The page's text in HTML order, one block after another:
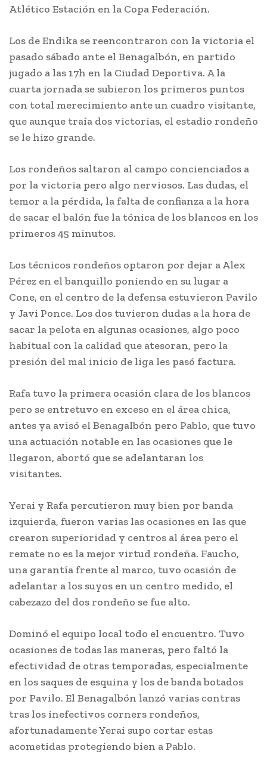
Atlético Estación en la Copa Federación.
Los de Endika se reencontraron con la victoria el
pasado sábado ante el Benagalbón, en partido
jugado a las 17h en la Ciudad Deportiva. A la
cuarta jornada se subieron los primeros puntos
con total merecimiento ante un cuadro visitante,
que aunque traía dos victorias, el estadio rondeño
se le hizo grande.
Los rondeños saltaron al campo concienciados a
por la victoria pero algo nerviosos. Las dudas, el
temor a la pérdida, la falta de confianza a la hora
de sacar el balón fue la tónica de los blancos en los
primeros 45 minutos.
Los técnicos rondeños optaron por dejar a Alex
Pérez en el banquillo poniendo en su lugar a
Cone, en el centro de la defensa estuvieron Pavilo
y Javi Ponce. Los dos tuvieron dudas a la hora de
sacar la pelota en algunas ocasiones, algo poco
habitual con la calidad que atesoran, pero la
presión del mal inicio de liga les pasó factura.
Rafa tuvo la primera ocasión clara de los blancos
pero se entretuvo en exceso en el área chica,
antes ya avisó el Benagalbón pero Pablo, que tuvo
una actuación notable en las ocasiones que le
llegaron, abortó que se adelantaran los
visitantes.
Yerai y Rafa percutieron muy bien por banda
izquierda, fueron varias las ocasiones en las que
crearon superioridad y centros al área pero el
remate no es la mejor virtud rondeña. Faucho,
una garantía frente al marco, tuvo ocasión de
adelantar a los suyos en un centro medido, el
cabezazo del dos rondeño se fue alto.
Dominó el equipo local todo el encuentro. Tuvo
ocasiones de todas las maneras, pero faltó la
efectividad de otras temporadas, especialmente
en los saques de esquina y los de banda botados
por Pavilo. El Benagalbón lanzó varias contras
tras los inefectivos corners rondeños,
afortunadamente Yerai supo cortar estas
acometidas protegiendo bien a Pablo.